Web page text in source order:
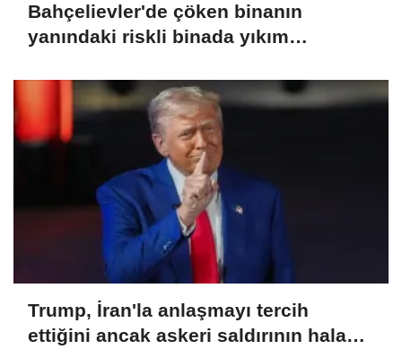
Bahçelievler'de çöken binanın
yanındaki riskli binada yıkım
Trump, İran'la anlaşmayı tercih
ettiğini ancak askeri saldırının hala